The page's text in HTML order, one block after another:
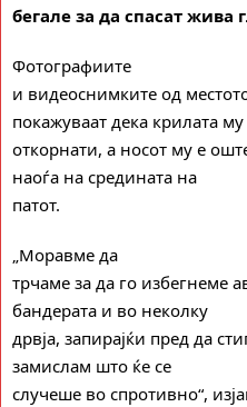
бегале за да спасат жива
Фотографиите
и видеоснимките од
покажуваат дека крилата му
откорнати, а носот му е
наоѓа на средината на
патот.
„Моравме да
трчаме за да го избегнеме
бандерата и во неколку
дрвја, запирајќи пред да
замислам што ќе се
случеше во спротивно“,